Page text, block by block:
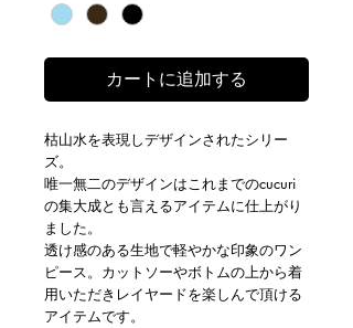
カートに追加する
枯山水を表現しデザインされたシリー
ズ。
唯一無二のデザインはこれまでのcucuri
の集大成とも言えるアイテムに仕上がり
ました。
透け感のある生地で軽やかな印象のワン
ピース。カットソーやボトムの上から着
用いただきレイヤードを楽しんで頂ける
アイテムです。